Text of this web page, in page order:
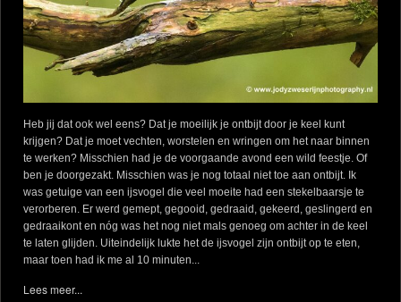
Heb jij dat ook wel eens? Dat je moeilijk je ontbijt door je keel kunt
krijgen? Dat je moet vechten, worstelen en wringen om het naar binnen
te werken? Misschien had je de voorgaande avond een wild feestje. Of
ben je doorgezakt. Misschien was je nog totaal niet toe aan ontbijt. Ik
was getuige van een ijsvogel die veel moeite had een stekelbaarsje te
verorberen. Er werd gemept, gegooid, gedraaid, gekeerd, geslingerd en
gedraaikont en nóg was het nog niet mals genoeg om achter in de keel
te laten glijden. Uiteindelijk lukte het de ijsvogel zijn ontbijt op te eten,
maar toen had ik me al 10 minuten...
Lees meer...